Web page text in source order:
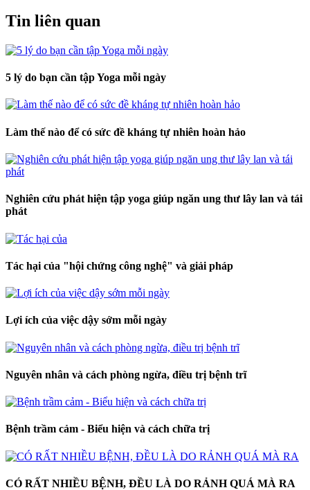
Tin liên quan
5 lý do bạn cần tập Yoga mỗi ngày
Làm thế nào để có sức đề kháng tự nhiên hoàn hảo
Nghiên cứu phát hiện tập yoga giúp ngăn ung thư lây lan và tái
phát
Tác hại của "hội chứng công nghệ" và giải pháp
Lợi ích của việc dậy sớm mỗi ngày
Nguyên nhân và cách phòng ngừa, điều trị bệnh trĩ
Bệnh trầm cảm - Biểu hiện và cách chữa trị
CÓ RẤT NHIỀU BỆNH, ĐỀU LÀ DO RẢNH QUÁ MÀ RA